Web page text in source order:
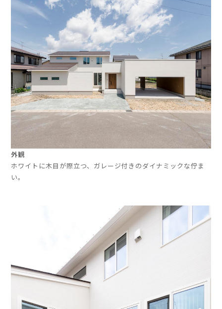
外観
ホワイトに木目が際立つ、ガレージ付きのダイナミックな佇ま
い。